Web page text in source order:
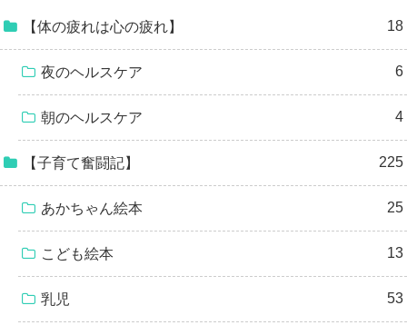
【体の疲れは心の疲れ】 18
夜のヘルスケア 6
朝のヘルスケア 4
【子育て奮闘記】 225
あかちゃん絵本 25
こども絵本 13
乳児 53